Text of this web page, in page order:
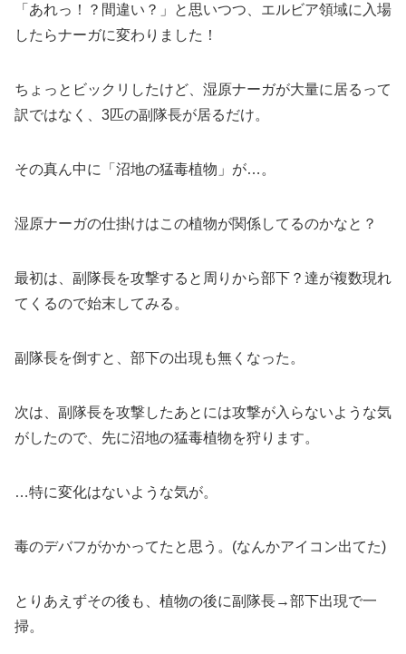
「あれっ！？間違い？」と思いつつ、エルビア領域に入場
したらナーガに変わりました！
ちょっとビックリしたけど、湿原ナーガが大量に居るって
訳ではなく、3匹の副隊長が居るだけ。
その真ん中に「沼地の猛毒植物」が…。
湿原ナーガの仕掛けはこの植物が関係してるのかなと？
最初は、副隊長を攻撃すると周りから部下？達が複数現れ
てくるので始末してみる。
副隊長を倒すと、部下の出現も無くなった。
次は、副隊長を攻撃したあとには攻撃が入らないような気
がしたので、先に沼地の猛毒植物を狩ります。
…特に変化はないような気が。
毒のデバフがかかってたと思う。(なんかアイコン出てた)
とりあえずその後も、植物の後に副隊長→部下出現で一
掃。